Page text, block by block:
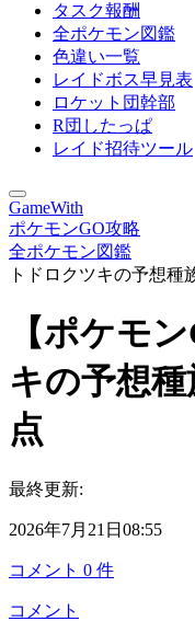
タスク報酬
全ポケモン図鑑
色違い一覧
レイドボス早見表
ロケット団幹部
R団したっぱ
レイド招待ツール
GameWith
ポケモンGO攻略
全ポケモン図鑑
トドロクツキの予想種
【ポケモ
キの予想
点
最終更新:
2026年7月21日08:55
コメント 0 件
コメント